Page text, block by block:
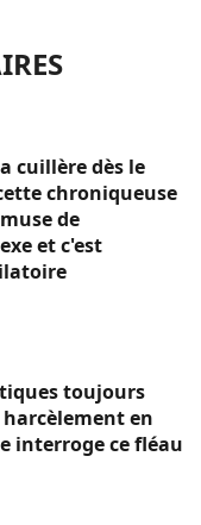
cuillère dès le
chroniqueuse
de
et c'est
toujours
en
interroge ce fléau